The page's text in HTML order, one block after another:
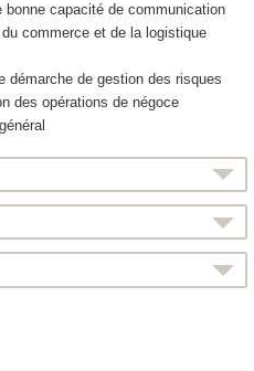
capacité de communication
commerce et de la logistique
démarche de gestion des risques
des opérations de négoce